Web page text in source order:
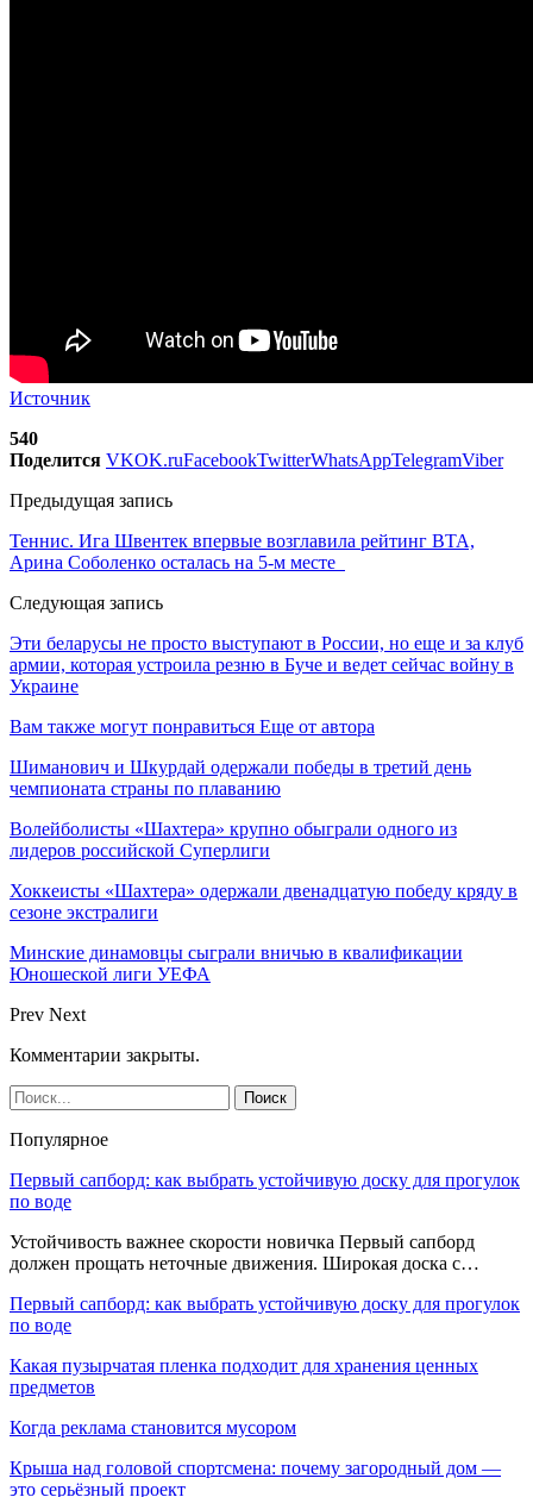
Источник
540
Поделится VKOK.ruFacebookTwitterWhatsAppTelegramViber
Предыдущая запись
Теннис. Ига Швентек впервые возглавила рейтинг ВТА,
Арина Соболенко осталась на 5-м месте
Следующая запись
Эти беларусы не просто выступают в России, но еще и за клуб
армии, которая устроила резню в Буче и ведет сейчас войну в
Украине
Вам также могут понравиться Еще от автора
Шиманович и Шкурдай одержали победы в третий день
чемпионата страны по плаванию
Волейболисты «Шахтера» крупно обыграли одного из
лидеров российской Суперлиги
Хоккеисты «Шахтера» одержали двенадцатую победу кряду в
сезоне экстралиги
Минские динамовцы сыграли вничью в квалификации
Юношеской лиги УЕФА
Prev Next
Комментарии закрыты.
Популярное
Первый сапборд: как выбрать устойчивую доску для прогулок
по воде
Устойчивость важнее скорости новичка Первый сапборд
должен прощать неточные движения. Широкая доска с…
Первый сапборд: как выбрать устойчивую доску для прогулок
по воде
Какая пузырчатая пленка подходит для хранения ценных
предметов
Когда реклама становится мусором
Крыша над головой спортсмена: почему загородный дом —
это серьёзный проект